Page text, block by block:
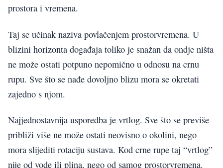
prostora i vremena.
Taj se učinak naziva povlačenjem prostorvremena. U
blizini horizonta događaja toliko je snažan da ondje ništa
ne može ostati potpuno nepomično u odnosu na crnu
rupu. Sve što se nađe dovoljno blizu mora se okretati
zajedno s njom.
Najjednostavnija usporedba je vrtlog. Sve što se previše
približi više ne može ostati neovisno o okolini, nego
mora slijediti rotaciju sustava. Kod crne rupe taj “vrtlog”
nije od vode ili plina, nego od samog prostorvremena.